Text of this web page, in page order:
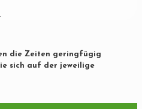
die Zeiten geringfügig
sich auf der jeweilige